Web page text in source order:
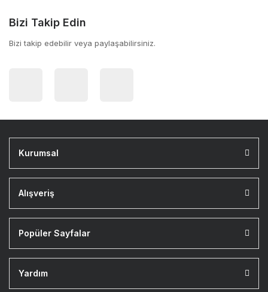
Bizi Takip Edin
Bizi takip edebilir veya paylaşabilirsiniz.
Kurumsal
Alışveriş
Popüler Sayfalar
Yardım